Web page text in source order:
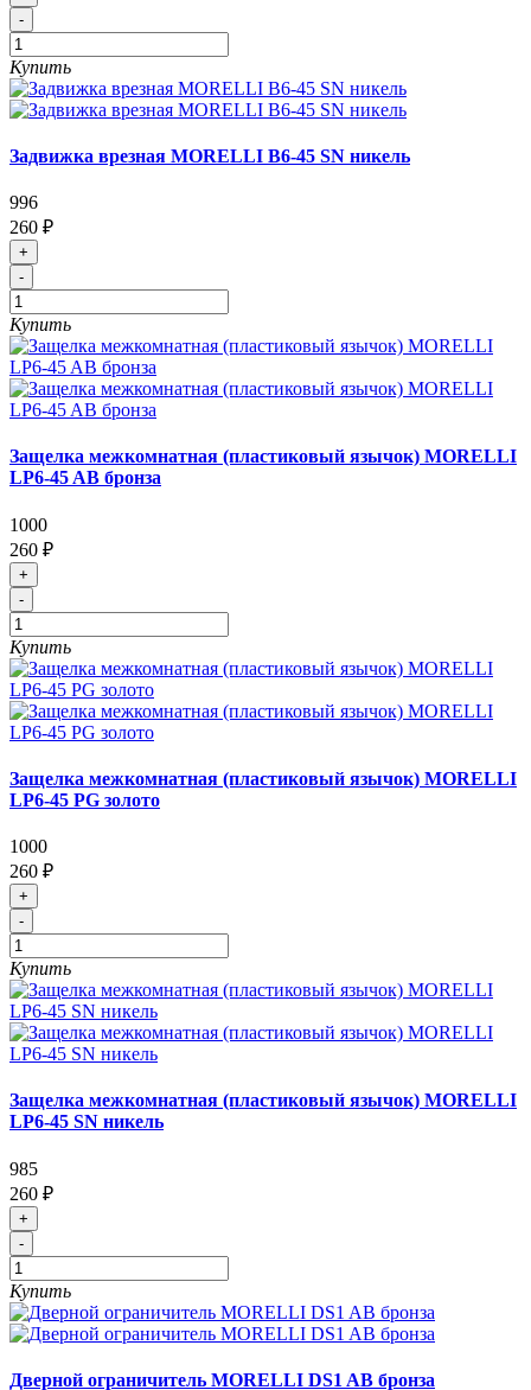
-
Купить
Задвижка врезная MORELLI B6-45 SN никель
996
260 ₽
+
-
Купить
Защелка межкомнатная (пластиковый язычок) MORELLI
LP6-45 AB бронза
1000
260 ₽
+
-
Купить
Защелка межкомнатная (пластиковый язычок) MORELLI
LP6-45 PG золото
1000
260 ₽
+
-
Купить
Защелка межкомнатная (пластиковый язычок) MORELLI
LP6-45 SN никель
985
260 ₽
+
-
Купить
Дверной ограничитель MORELLI DS1 AB бронза